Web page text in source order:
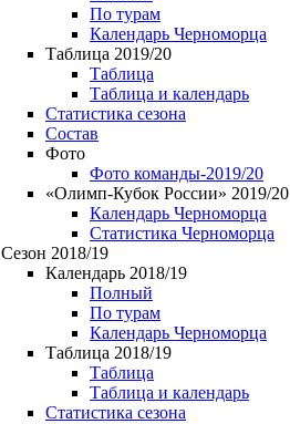
По турам
Календарь Черноморца
Таблица 2019/20
Таблица
Таблица и календарь
Статистика сезона
Состав
Фото
Фото команды-2019/20
«Олимп-Кубок России» 2019/20
Календарь Черноморца
Статистика Черноморца
Сезон 2018/19
Календарь 2018/19
Полный
По турам
Календарь Черноморца
Таблица 2018/19
Таблица
Таблица и календарь
Статистика сезона